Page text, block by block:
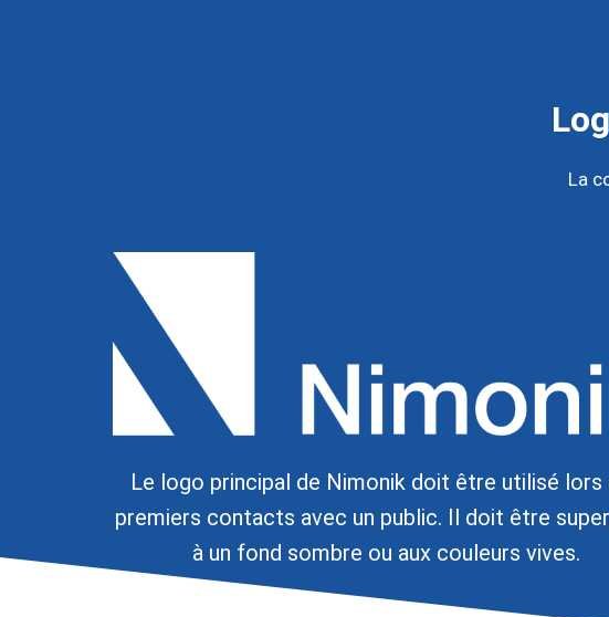
La
Le logo principal de Nimonik doit être utilisé lors
premiers contacts avec un public. Il doit être
à un fond sombre ou aux couleurs vives.